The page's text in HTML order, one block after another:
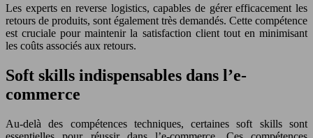
Les experts en reverse logistics, capables de gérer efficacement les
retours de produits, sont également très demandés. Cette compétence
est cruciale pour maintenir la satisfaction client tout en minimisant
les coûts associés aux retours.
Soft skills indispensables dans l’e-
commerce
Au-delà des compétences techniques, certaines soft skills sont